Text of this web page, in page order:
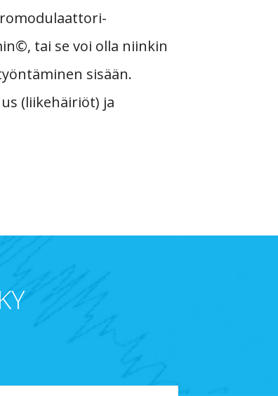
tai se voi olla niinkin
sisään.
(liikehäiriöt) ja